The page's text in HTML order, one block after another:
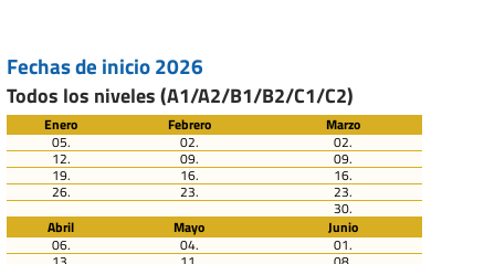
Fechas de inicio 2026
Todos los niveles (A1/A2/B1/B2/C1/C2)
Enero Febrero
Marzo
05.
02. 02.
12. 09. 09.
19. 16. 16.
26. 23. 23.
30.
Abril
Mayo
Junio
06.
04. 01.